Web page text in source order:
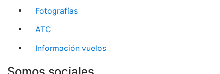
Fotografías
ATC
Información vuelos